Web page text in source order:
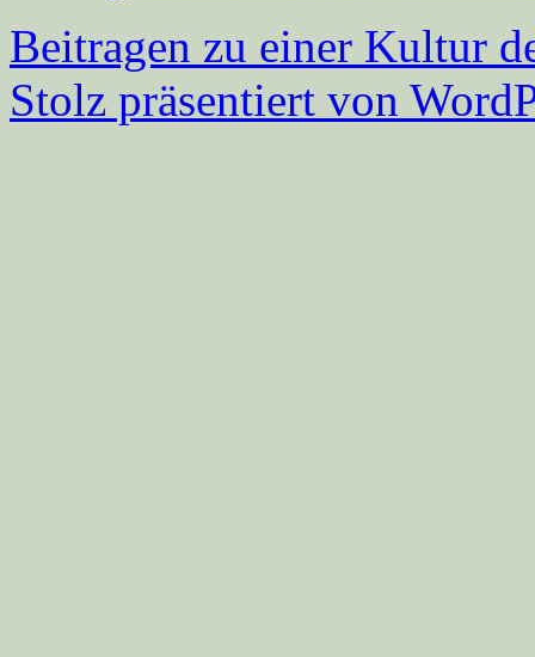
Beitragen zu einer Kultur
Stolz präsentiert von